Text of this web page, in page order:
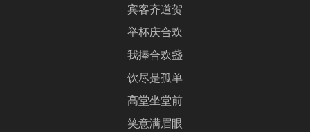
宾客齐道贺
举杯庆合欢
我捧合欢盏
饮尽是孤单
高堂坐堂前
笑意满眉眼